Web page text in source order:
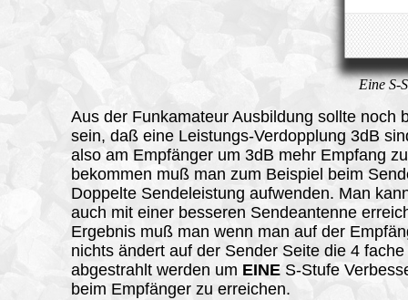
Eine S-
Aus der Funkamateur Ausbildung sollte noch
sein, daß eine Leistungs-Verdopplung 3dB
also am Empfänger um 3dB mehr Empfang zu
bekommen muß man zum Beispiel beim
Doppelte Sendeleistung aufwenden. Man
auch mit einer besseren Sendeantenne
Ergebnis muß man wenn man auf der
nichts ändert auf der Sender Seite die 4
abgestrahlt werden um EINE S-Stufe
beim Empfänger zu erreichen.